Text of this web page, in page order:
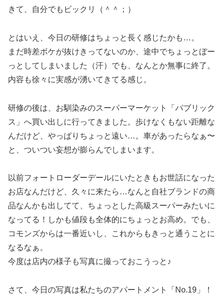
きて、自分でもビックリ（＾＾；）
とはいえ、今日の研修はちょっと長く感じたかも…。
まだ時差ボケが抜けきってないのか、途中でちょっとぼー
っとしてしまいました（汗）でも、なんとか無事に終了。
内容も徐々に実感が湧いてきてる感じ。
研修の後は、お馴染みのスーパーマーケット「パブリック
ス」へ買い出しに行ってきました。歩けなくもない距離な
んだけど、やっぱりちょっと遠い…。車があったらなぁ〜
と、ついつい妄想が膨らんでしまいます。
以前フォートローダーデールにいたときもお世話になった
お店なんだけど、久々に来たら…なんと自社ブランドの商
品なんかも出してて、ちょっとした高級スーパーみたいに
なってる！しかも値段も全体的にちょっとお高め。でも、
コモンズからは一番近いし、これからもきっと通うことに
なるなぁ。
今度は店内の様子も写真に撮っておこうっと♪
さて、今日の写真は私たちのアパートメント「No.19」！